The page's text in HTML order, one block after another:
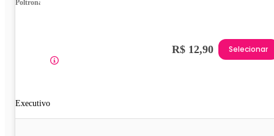
Poltrona
Executivo
R$ 12,90 Selecionar